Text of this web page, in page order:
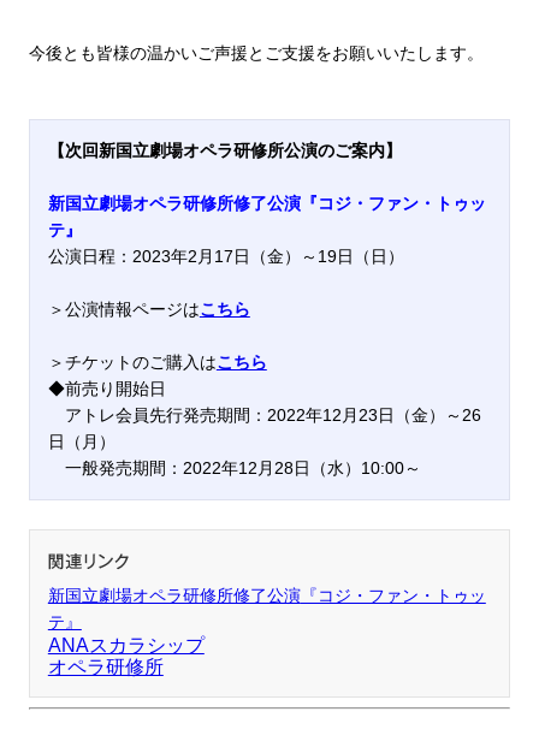
今後とも皆様の温かいご声援とご支援をお願いいたします。
【次回新国立劇場オペラ研修所公演のご案内】
新国立劇場オペラ研修所修了公演『コジ・ファン・トゥッ
テ』
公演日程： 2023年2月17日（金）～19日（日）
＞公演情報ページはこちら
＞チケットのご購入はこちら
◆前売り開始日
アトレ会員先行発売期間：2022年12月23日（金）～26
日（月）
一般発売期間：2022年12月28日（水）10:00～
新国立劇場オペラ研修所修了公演『コジ・ファン・トゥッ
テ』
ANAスカラシップ
オペラ研修所